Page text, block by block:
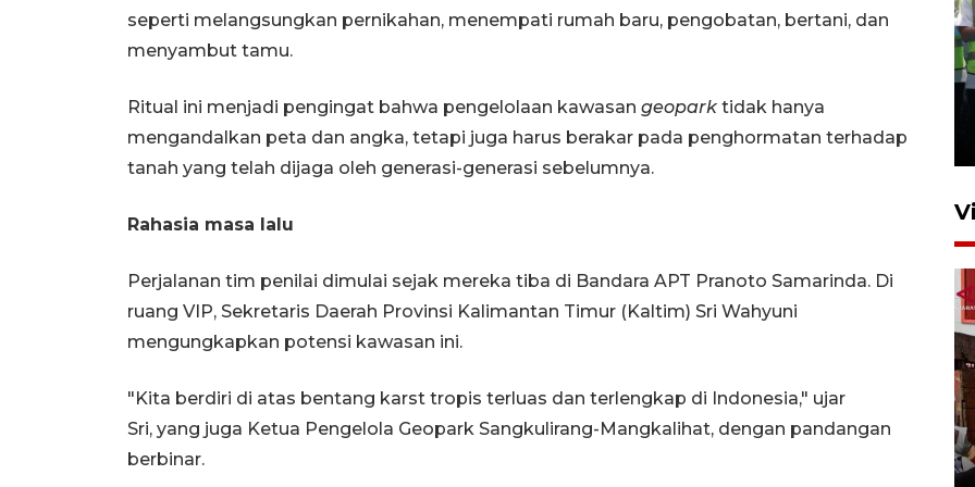
seperti melangsungkan pernikahan, menempati rumah baru, pengobatan, bertani, dan
menyambut tamu.
Ritual ini menjadi pengingat bahwa pengelolaan kawasan geopark tidak hanya
mengandalkan peta dan angka, tetapi juga harus berakar pada penghormatan terhadap
tanah yang telah dijaga oleh generasi-generasi sebelumnya.
Rahasia masa lalu
Perjalanan tim penilai dimulai sejak mereka tiba di Bandara APT Pranoto Samarinda. Di
ruang VIP, Sekretaris Daerah Provinsi Kalimantan Timur (Kaltim) Sri Wahyuni
mengungkapkan potensi kawasan ini.
"Kita berdiri di atas bentang karst tropis terluas dan terlengkap di Indonesia," ujar
Sri, yang juga Ketua Pengelola Geopark Sangkulirang-Mangkalihat, dengan pandangan
berbinar.
hingga November
30 Juli 2026 09:29
Satgas pangan Pontianak
inspeksi alur distribusi